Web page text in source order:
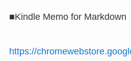
■Kindle Memo for Markdown
https://